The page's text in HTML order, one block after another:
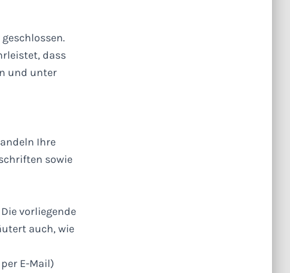
dass
und unter
Ihre
sowie
vorliegende
auch, wie
E-Mail)